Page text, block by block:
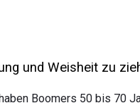
und Weisheit zu
Boomers 50 bis 70